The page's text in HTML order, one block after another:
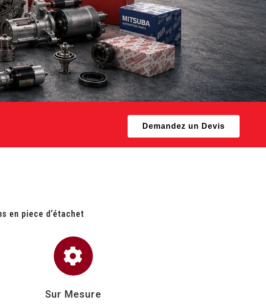
Demandez un Devis
en piece d’étachet
Sur Mesure